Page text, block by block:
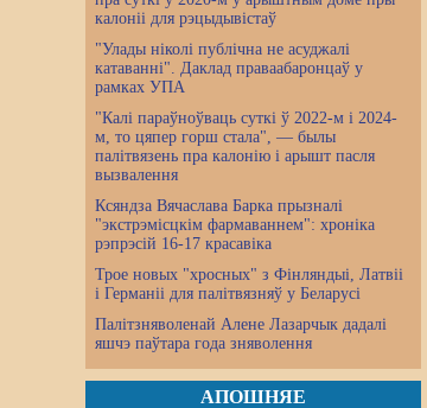
калоніі для рэцыдывістаў
"Улады ніколі публічна не асуджалі
катаванні". Даклад праваабаронцаў у
рамках УПА
"Калі параўноўваць суткі ў 2022-м і 2024-
м, то цяпер горш стала", — былы
палітвязень пра калонію і арышт пасля
вызвалення
Ксяндза Вячаслава Барка прызналі
"экстрэмісцкім фармаваннем": хроніка
рэпрэсій 16-17 красавіка
Трое новых "хросных" з Фінляндыі, Латвіі
і Германіі для палітвязняў у Беларусі
Палітзняволенай Алене Лазарчык дадалі
яшчэ паўтара года зняволення
АПОШНЯЕ